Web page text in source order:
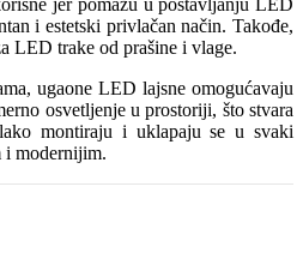
i estetski privlačan način. Takođe,
LED trake od prašine i vlage.
ugaone LED lajsne omogućavaju
osvetljenje u prostoriji, što stvara
montiraju i uklapaju se u svaki
i modernijim.